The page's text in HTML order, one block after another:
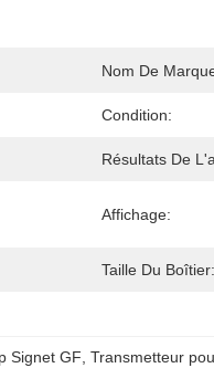
Nom De
Condition:
Résultats De
Affichage:
Taille Du Boîtier:
Signet GF , Transmetteur